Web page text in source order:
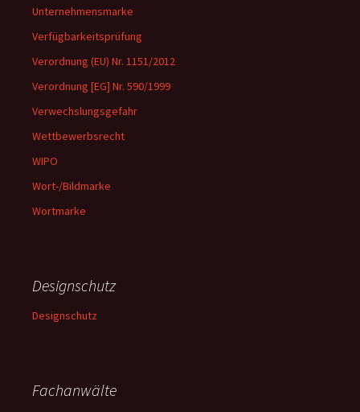
Unternehmensmarke
Verfügbarkeitsprüfung
Verordnung (EU) Nr. 1151/2012
Verordnung [EG] Nr. 590/1999
Verwechslungsgefahr
Wettbewerbsrecht
WIPO
Wort-/Bildmarke
Wortmarke
Designschutz
Designschutz
Fachanwälte